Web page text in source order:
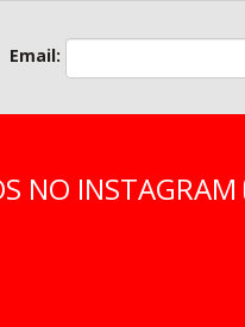
Email:
NO INSTAGRAM